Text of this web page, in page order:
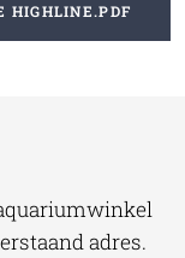
HIGHLINE.PDF
adres.